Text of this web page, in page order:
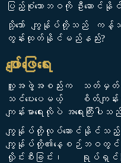
ပြည့်စုံသောဘဝကို ဦးဆော
သို့သော် ကျွန်ုပ်တို့သည် ကန့်သ
တွန်းထုတ်နိုင်မည်နည်း?
ဖျော်ဖြေရေး
လူ့အဖွဲ့အစည်းက သတ်မှတ်ထား
သင်ပေးပေမယ့် စိတ်ကျန်း
ကျန်းမာရေးလိုပဲ အရေးကြီးပါသ
ကျွန်ုပ်တို့လုပ်ဆောင်နိုင်သည့် အ
ကျွန်ုပ်တို့၏နေ့စဉ်ဘဝတွင် ဖ
လှိုင်းစီးခြင်း၊ ရုပ်ရှင်ကြ